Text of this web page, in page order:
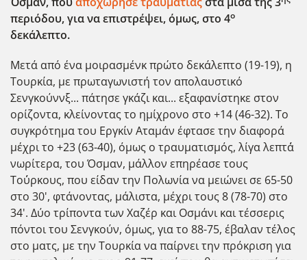
περιόδου, για να επιστρέψει, όμως, στο 4ο
δεκάλεπτο.
Μετά από ένα μοιρασμένκ πρώτο δεκάλεπτο (19-19), η
Τουρκία, με πρωταγωνιστή τον απολαυστικό
Σενγκούννξ... πάτησε γκάζι και... εξαφανίστηκε στον
ορίζοντα, κλείνοντας το ημίχρονο στο +14 (46-32). Το
συγκρότημα του Εργκίν Αταμάν έφτασε την διαφορά
μέχρι το +23 (63-40), όμως ο τραυματισμός, λίγα λεπτ΄ά
νωρίτερα, του Όσμαν, μάλλον επηρέασε τους
Το΄ύρκους, που είδαν την Πολωνία να μειώνει σε 65-50
στο 30', φτάνοντας, μάλιστα, μέχρι τους 8 (78-70) στο
34'. Δύο τρίποντα των Χαζέρ και Οσμάνι και τέσσερις
πόντοι του Σενγκούν, όμως, για το 88-75, έβαλαν τέλος
στο ματς, με την Τουρκία να παίρνει την πρόκριση για